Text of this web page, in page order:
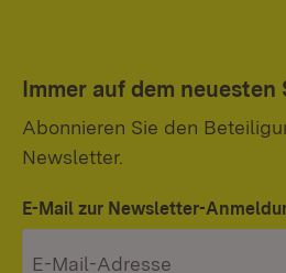
Immer auf dem neuesten
Abonnieren Sie den
Newsletter.
E-Mail zur Newsletter-